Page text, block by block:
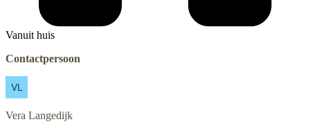
Vanuit huis
Contactpersoon
Vera Langedijk